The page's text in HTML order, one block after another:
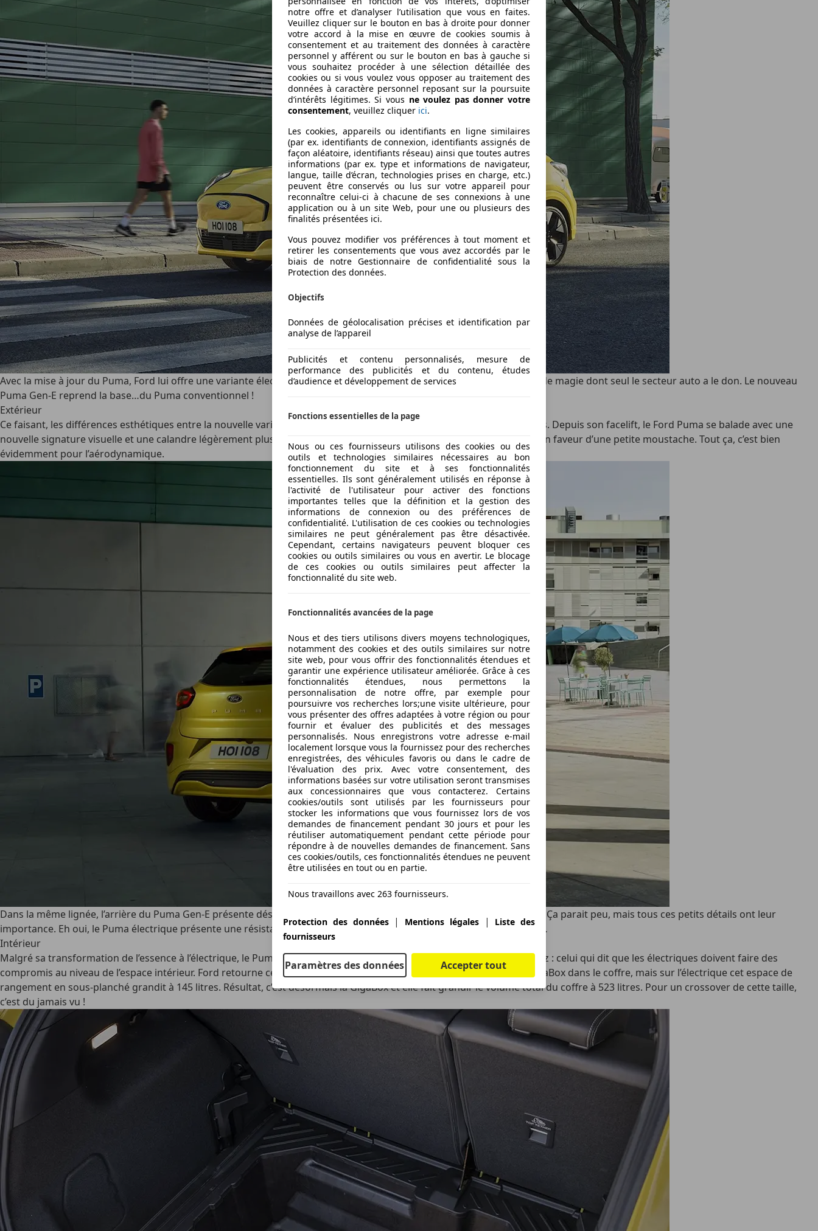
Avec la mise à jour du Puma, Ford lui offre une variante électrique. Pourtant, n’imaginez pas qu’il s’agisse ici d’un tour de magie dont seul le secteur auto a le don. Le nouveau
Puma Gen-E reprend la base…du Puma conventionnel !
Extérieur
Ce faisant, les différences esthétiques entre la nouvelle variante électrique et les autres versions essence sont minimes. Depuis son facelift, le Ford Puma se balade avec une
nouvelle signature visuelle et une calandre légèrement plus étroite. Sur l’électrique, cette calandre est mise au rebut, en faveur d’une petite moustache. Tout ça, c’est bien
évidemment pour l’aérodynamique.
Dans la même lignée, l’arrière du Puma Gen-E présente désormais un spoiler légèrement différent, orienté vers le bas. Ça parait peu, mais tous ces petits détails ont leur
importance. Eh oui, le Puma électrique présente une résistance à l’air jusqu’à 15% plus faible que les versions essence…
Intérieur
Malgré sa transformation de l’essence à l’électrique, le Puma Gen-E ne tombe pas dans le panneau habituel. Vous savez : celui qui dit que les électriques doivent faire des
compromis au niveau de l’espace intérieur. Ford retourne cela à son avantage. Les versions essence dispose de la MegaBox dans le coffre, mais sur l’électrique cet espace de
rangement en sous-planché grandit à 145 litres. Résultat, c’est désormais la GigaBox et elle fait grandir le volume total du coffre à 523 litres. Pour un crossover de cette taille,
c’est du jamais vu !
notre offre et d’analyser l’utilisation que vous en faites.
Veuillez cliquer sur le bouton en bas à droite pour donner
votre accord à la mise en œuvre de cookies soumis à
consentement et au traitement des données à caractère
personnel y afférent ou sur le bouton en bas à gauche si
vous souhaitez procéder à une sélection détaillée des
cookies ou si vous voulez vous opposer au traitement des
données à caractère personnel reposant sur la poursuite
d’intérêts légitimes. Si vous ne voulez pas donner votre
consentement, veuillez cliquer ici.
Les cookies, appareils ou identifiants en ligne similaires
(par ex. identifiants de connexion, identifiants assignés de
façon aléatoire, identifiants réseau) ainsi que toutes autres
informations (par ex. type et informations de navigateur,
langue, taille d’écran, technologies prises en charge, etc.)
peuvent être conservés ou lus sur votre appareil pour
reconnaître celui-ci à chacune de ses connexions à une
application ou à un site Web, pour une ou plusieurs des
finalités présentées ici.
Vous pouvez modifier vos préférences à tout moment et
retirer les consentements que vous avez accordés par le
biais de notre Gestionnaire de confidentialité sous la
Protection des données.
Objectifs
Données de géolocalisation précises et identification par
analyse de l’appareil
Publicités et contenu personnalisés, mesure de
performance des publicités et du contenu, études
d’audience et développement de services
Fonctions essentielles de la page
Nous ou ces fournisseurs utilisons des cookies ou des
outils et technologies similaires nécessaires au bon
fonctionnement du site et à ses fonctionnalités
essentielles. Ils sont généralement utilisés en réponse à
l'activité de l'utilisateur pour activer des fonctions
importantes telles que la définition et la gestion des
informations de connexion ou des préférences de
confidentialité. L'utilisation de ces cookies ou technologies
similaires ne peut généralement pas être désactivée.
Cependant, certains navigateurs peuvent bloquer ces
cookies ou outils similaires ou vous en avertir. Le blocage
de ces cookies ou outils similaires peut affecter la
fonctionnalité du site web.
Fonctionnalités avancées de la page
Nous et des tiers utilisons divers moyens technologiques,
notamment des cookies et des outils similaires sur notre
site web, pour vous offrir des fonctionnalités étendues et
garantir une expérience utilisateur améliorée. Grâce à ces
fonctionnalités étendues, nous permettons la
personnalisation de notre offre, par exemple pour
poursuivre vos recherches lors;une visite ultérieure, pour
vous présenter des offres adaptées à votre région ou pour
fournir et évaluer des publicités et des messages
personnalisés. Nous enregistrons votre adresse e-mail
localement lorsque vous la fournissez pour des recherches
enregistrées, des véhicules favoris ou dans le cadre de
l'évaluation des prix. Avec votre consentement, des
informations basées sur votre utilisation seront transmises
aux concessionnaires que vous contacterez. Certains
cookies/outils sont utilisés par les fournisseurs pour
stocker les informations que vous fournissez lors de vos
demandes de financement pendant 30 jours et pour les
réutiliser automatiquement pendant cette période pour
répondre à de nouvelles demandes de financement. Sans
ces cookies/outils, ces fonctionnalités étendues ne peuvent
être utilisées en tout ou en partie.
Nous travaillons avec 263 fournisseurs.
Protection des données| Mentions légales|
Liste des
fournisseurs
Paramètres des données Accepter tout